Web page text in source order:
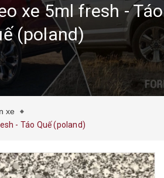
LIÊN HỆ
xe 5ml fresh - Táo
(poland)
xe
- Táo Quế (poland)